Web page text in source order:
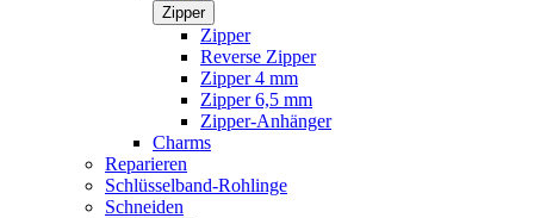
Zipper
Zipper
Reverse Zipper
Zipper 4 mm
Zipper 6,5 mm
Zipper-Anhänger
Charms
Reparieren
Schlüsselband-Rohlinge
Schneiden